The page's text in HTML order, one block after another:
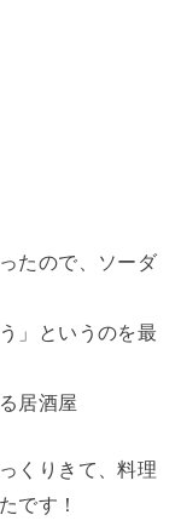
たので、ソーダ
」というのを最
居酒屋
くりきて、料理
です！